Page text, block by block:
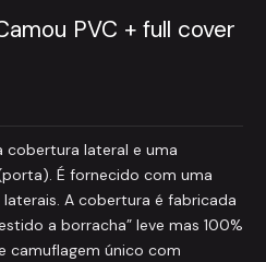
PVC + full cover
cobertura lateral e uma
É fornecido com uma
A cobertura é fabricada
a borracha” leve mas 100%
camuflagem único com